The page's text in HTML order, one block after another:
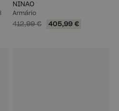
NINAO
Armário
412,99 € 405,99 €